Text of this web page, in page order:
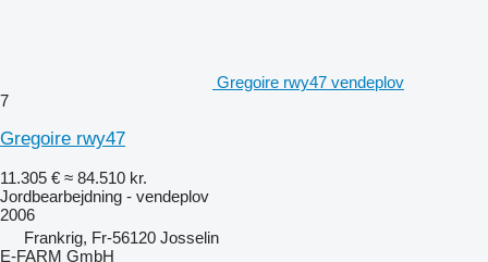
Gregoire rwy47 vendeplov
7
Gregoire rwy47
11.305 € ≈ 84.510 kr.
Jordbearbejdning - vendeplov
2006
Frankrig, Fr-56120 Josselin
E-FARM GmbH